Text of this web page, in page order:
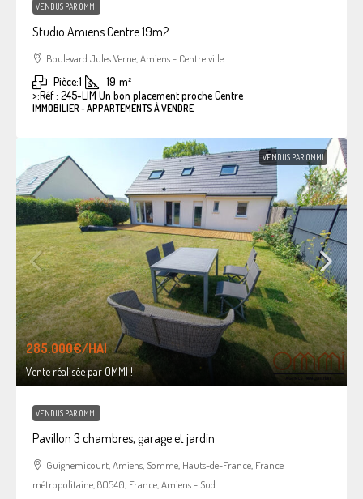
VENDUS PAR OMMI
Studio Amiens Centre 19m2
Boulevard Jules Verne, Amiens - Centre ville
Pièce:1 19 m²
>:Réf : 245-LIM Un bon placement proche Centre
IMMOBILIER - APPARTEMENTS À VENDRE
VENDUS PAR OMMI
285.000€/HAI
Vente réalisée par OMMI !
VENDUS PAR OMMI
Pavillon 3 chambres, garage et jardin
Guignemicourt, Amiens, Somme, Hauts-de-France, France
métropolitaine, 80540, France, Amiens - Sud